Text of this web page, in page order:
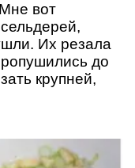
вот
Их резала
до
крупней,